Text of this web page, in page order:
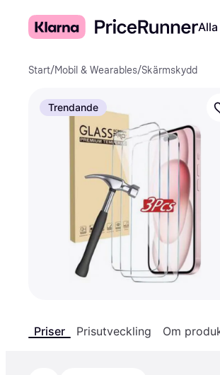
Start/Mobil & Wearables/Skärmskydd
Trendande
Priser Prisutveckling Om